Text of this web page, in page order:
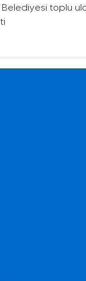
Belediyesi toplu